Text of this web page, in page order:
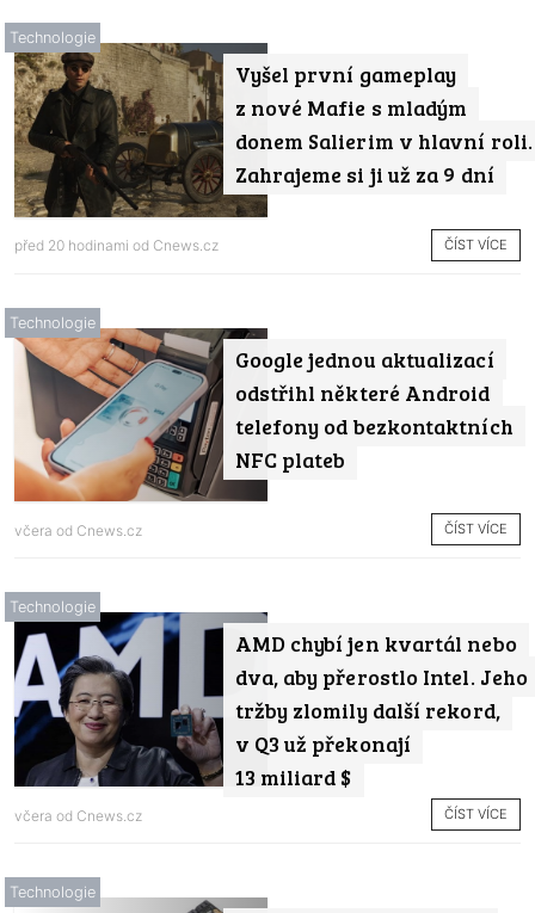
Vyšel první gameplay
z nové Mafie s mladým
donem Salierim v hlavní roli.
Zahrajeme si ji už za 9 dní
Technologie
před 20 hodinami od Cnews.cz ČÍST VÍCE
Google jednou aktualizací
odstřihl některé Android
telefony od bezkontaktních
NFC plateb
Technologie
včera od Cnews.cz ČÍST VÍCE
AMD chybí jen kvartál nebo
dva, aby přerostlo Intel. Jeho
tržby zlomily další rekord,
v Q3 už překonají
13 miliard $
Technologie
včera od Cnews.cz ČÍST VÍCE
Technologie